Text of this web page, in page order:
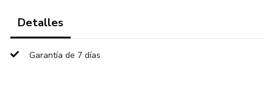
Detalles
Garantía de 7 días